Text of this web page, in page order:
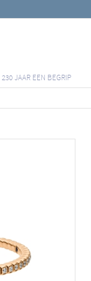
230 JAAR EEN BEGRIP